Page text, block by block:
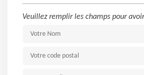
Veuillez remplir les champs pour